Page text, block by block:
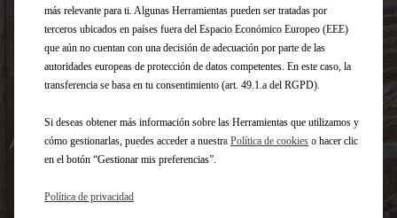
más relevante para ti. Algunas Herramientas pueden ser tratadas por
terceros ubicados en países fuera del Espacio Económico Europeo (EEE)
que aún no cuentan con una decisión de adecuación por parte de las
autoridades europeas de protección de datos competentes. En este caso, la
transferencia se basa en tu consentimiento (art. 49.1.a del RGPD).
Si deseas obtener más información sobre las Herramientas que utilizamos y
cómo gestionarlas, puedes acceder a nuestra Política de cookies o hacer clic
en el botón “Gestionar mis preferencias”.
Política de privacidad